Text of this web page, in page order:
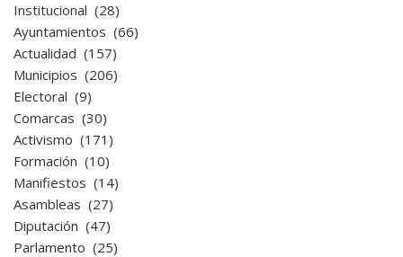
Institucional (28)
Ayuntamientos (66)
Actualidad (157)
Municipios (206)
Electoral (9)
Comarcas (30)
Activismo (171)
Formación (10)
Manifiestos (14)
Asambleas (27)
Diputación (47)
Parlamento (25)